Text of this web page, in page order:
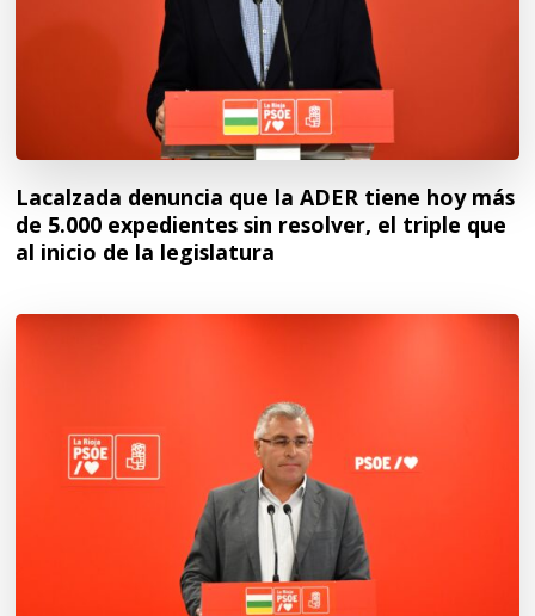
Lacalzada denuncia que la ADER tiene hoy más
de 5.000 expedientes sin resolver, el triple que
al inicio de la legislatura